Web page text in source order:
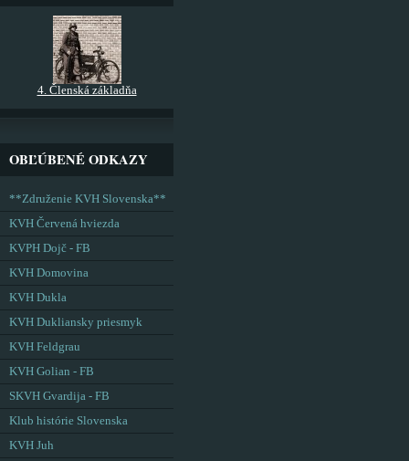
4. Členská základňa
OBĽÚBENÉ ODKAZY
**Združenie KVH Slovenska**
KVH Červená hviezda
KVPH Dojč - FB
KVH Domovina
KVH Dukla
KVH Dukliansky priesmyk
KVH Feldgrau
KVH Golian - FB
SKVH Gvardija - FB
Klub histórie Slovenska
KVH Juh